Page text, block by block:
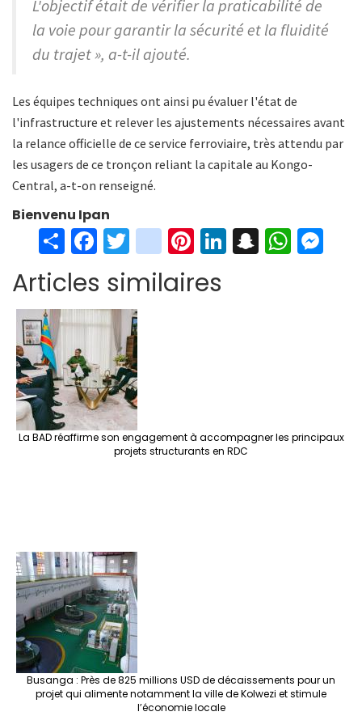
L'objectif était de vérifier la praticabilité de
la voie pour garantir la sécurité et la fluidité
du trajet », a-t-il ajouté.
Les équipes techniques ont ainsi pu évaluer l'état de
l'infrastructure et relever les ajustements nécessaires avant
la relance officielle de ce service ferroviaire, très attendu par
les usagers de ce tronçon reliant la capitale au Kongo-
Central, a-t-on renseigné.
Bienvenu Ipan
S
h
ar
e
Fa
ce
b
o
o
k
T
wi
tt
er
in
st
ag
Pi
er
Li S W
Articles similaires
La BAD réaffirme son engagement à accompagner les principaux
projets structurants en RDC
Busanga : Près de 825 millions USD de décaissements pour un
projet qui alimente notamment la ville de Kolwezi et stimule
l’économie locale